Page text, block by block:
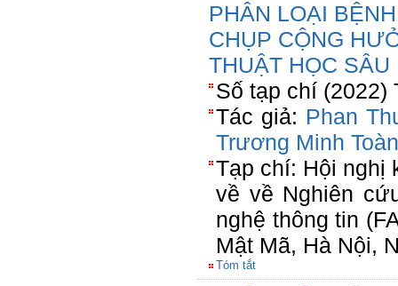
PHÂN LOẠI
CHỤP CỘNG
THUẬT HỌC SÂU
Số tạp chí (2022)
Tác giả: Phan
Trương Minh Toàn
Tạp chí: Hội nghị
về về Nghiên
nghệ thông tin
Mật Mã, Hà Nội,
Tóm tắt